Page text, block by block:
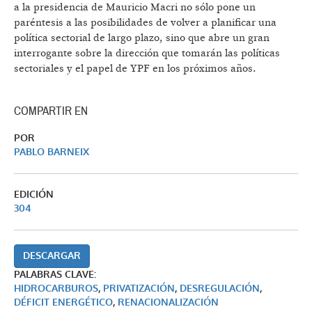
a la presidencia de Mauricio Macri no sólo pone un
paréntesis a las posibilidades de volver a planificar una
política sectorial de largo plazo, sino que abre un gran
interrogante sobre la dirección que tomarán las políticas
sectoriales y el papel de YPF en los próximos años.
COMPARTIR EN
POR
PABLO BARNEIX
EDICIÓN
304
DESCARGAR
PALABRAS CLAVE:
HIDROCARBUROS, PRIVATIZACIÓN, DESREGULACIÓN,
DÉFICIT ENERGÉTICO, RENACIONALIZACIÓN